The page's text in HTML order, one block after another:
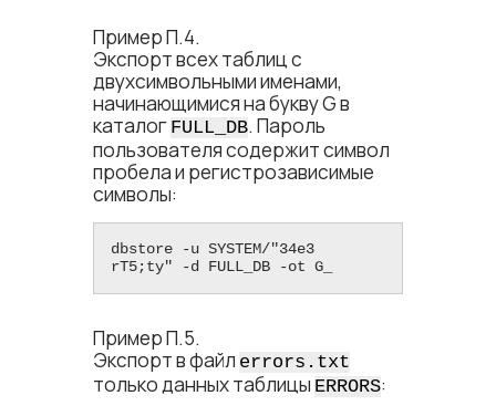
Пример П.4.
Экспорт всех таблиц с
двухсимвольными именами,
начинающимися на букву G в
каталог FULL_DB. Пароль
пользователя содержит символ
пробела и регистрозависимые
символы:
dbstore -u SYSTEM/"34e3
rT5;ty" -d FULL_DB -ot G_
Пример П.5.
Экспорт в файл errors.txt
только данных таблицы ERRORS: